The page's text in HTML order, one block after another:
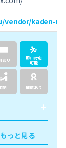
vendor/kaden-
あり
即日対応
可能
配 補償あり
もっと見る